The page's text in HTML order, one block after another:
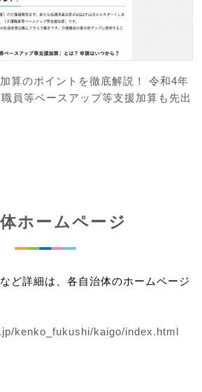
算のポイントを徹底解説！ 令和4年
員等ベースアップ等支援加算も先出
ホームページ
ど詳細は、各自治体のホームページ
kenko_fukushi/kaigo/index.html